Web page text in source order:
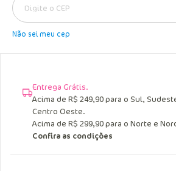
Não sei meu cep
Entrega Grátis.
Acima de R$ 249,90 para o Sul,
Centro Oeste.
Acima de R$ 299,90 para o Norte e
Confira as condições